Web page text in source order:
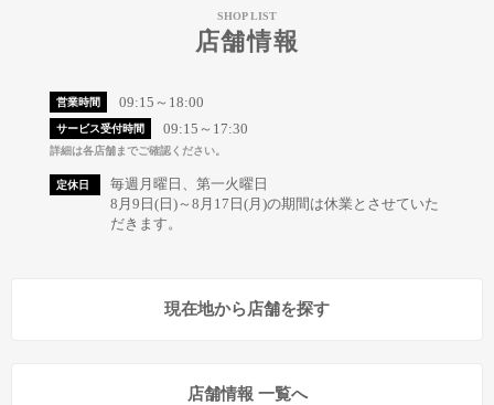
SHOP LIST
店舗情報
営業時間 09:15～18:00
サービス受付時間 09:15～17:30
詳細は各店舗までご確認ください。
定休日
毎週月曜日、第一火曜日
8月9日(日)～8月17日(月)の期間は休業とさせていた
だきます。
現在地から店舗を探す
店舗情報 一覧へ